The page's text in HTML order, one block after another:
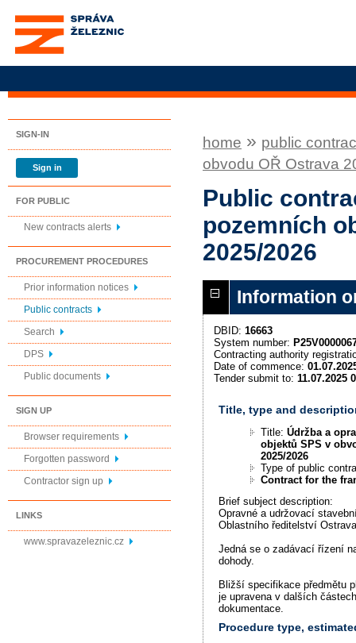
Správa železnic, státní
organizace
SIGN-IN
Sign in
FOR PUBLIC
New contracts alerts
PROCUREMENT PROCEDURES
Prior information notices
Public contracts
Search
DPS
Public documents
SIGN UP
Browser requirements
Forgotten password
Contractor sign up
LINKS
www.spravazeleznic.cz
home » public
obvodu OŘ Ostrava
Public
pozemních
2025/2026
Information
DBID: 16663
System number:
Contracting authority
Date of commence:
Tender submit to: 11.07.2025
Title, type and
Title:Údržba a
objektů SPS v
2025/2026
Type of public
Contract for the
Brief subject description:
Opravné a udržovací
Oblastního ředitelství
Jedná se o zadávací řízení
dohody.
Bližší specifikace předmětu
je upravena v dalších
dokumentace.
Procedure type,